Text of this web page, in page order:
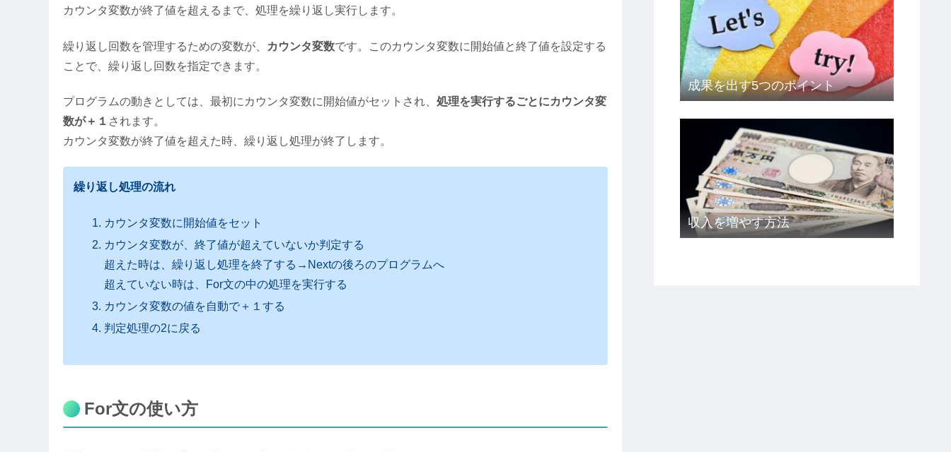
カウンタ変数が終了値を超えるまで、処理を繰り返し実行します。
繰り返し回数を管理するための変数が、 カウンタ変数です。このカウンタ変数に開始値と終了値を設定する
ことで、繰り返し回数を指定できます。
プログラムの動きとしては、最初にカウンタ変数に開始値がセットされ、 処理を実行するごとにカウンタ変
数が＋１ されます。
カウンタ変数が終了値を超えた時、繰り返し処理が終了します。
繰り返し処理の流れ
カウンタ変数に開始値をセット
カウンタ変数が、終了値が超えていないか判定する
超えた時は、繰り返し処理を終了する→Nextの後ろのプログラムへ
超えていない時は、For文の中の処理を実行する
カウンタ変数の値を自動で＋１する
判定処理の2に戻る
For文の使い方
成果を出す5つのポイント
収入を増やす方法